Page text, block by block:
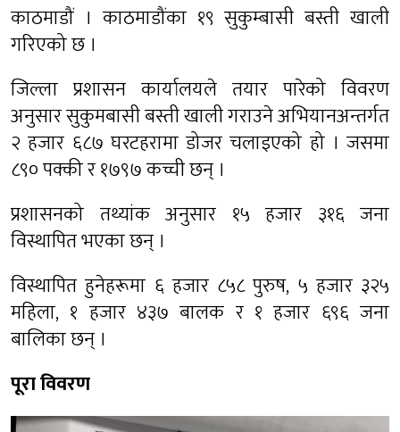
काठमाडौं । काठमाडौंका १९ सुकुम्बासी बस्ती खाली
गरिएको छ ।
जिल्ला प्रशासन कार्यालयले तयार पारेको विवरण
अनुसार सुकुमबासी बस्ती खाली गराउने अभियानअन्तर्गत
२ हजार ६८७ घरटहरामा डोजर चलाइएको हो । जसमा
८९० पक्की र १७९७ कच्ची छन् ।
प्रशासनको तथ्यांक अनुसार १५ हजार ३१६ जना
विस्थापित भएका छन् ।
विस्थापित हुनेहरूमा ६ हजार ८५८ पुरुष, ५ हजार ३२५
महिला, १ हजार ४३७ बालक र १ हजार ६९६ जना
बालिका छन् ।
पूरा विवरण